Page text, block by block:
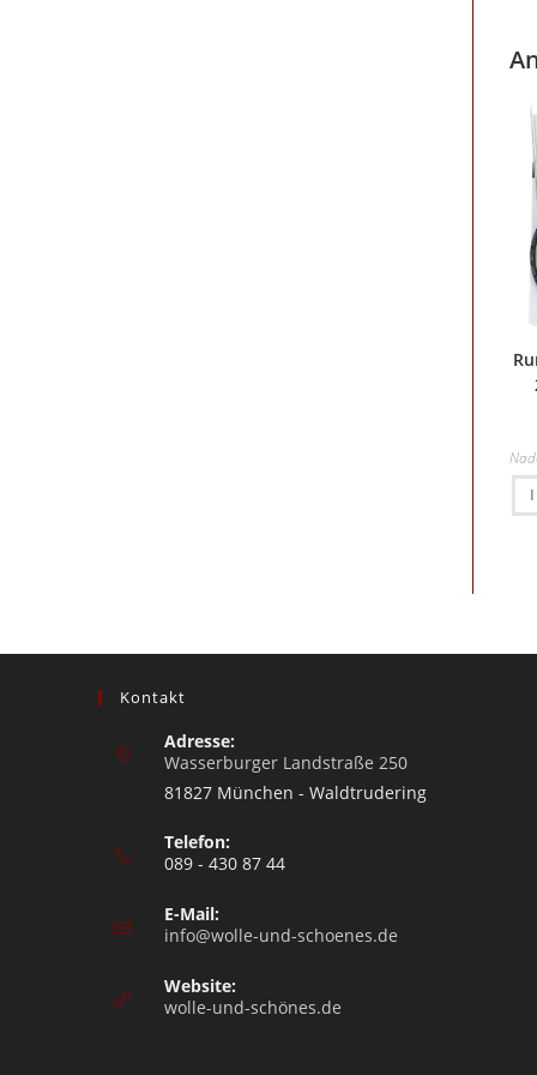
Kontakt
Adresse:
Wasserburger Landstraße 250
81827 München - Waldtrudering
Telefon:
089 - 430 87 44
E-Mail:
info@wolle-und-schoenes.de
Website:
wolle-und-schönes.de